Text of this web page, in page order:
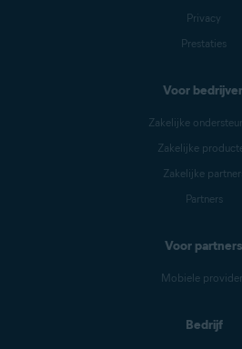
Privacy
Prestaties
Voor
Zakelijke
Zakelijke
Zakelijke
Partners
Voor partners
Mobiele
Bedrijf